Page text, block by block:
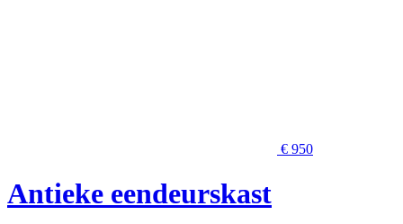
€ 950
Antieke eendeurskast